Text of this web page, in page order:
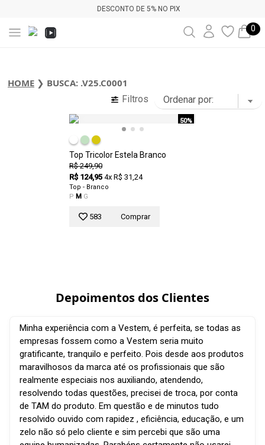
DESCONTO DE 5% NO PIX
0
HOME ❯ BUSCA: .V25.C0001
Filtros
50%
Top Tricolor Estela Branco
R$ 249,90
R$ 124,95 4x R$ 31,24
Top - Branco
P M G
583 Comprar
Depoimentos dos Clientes
Minha experiência com a Vestem, é perfeita, se todas as
empresas fossem como a Vestem seria muito
gratificante, tranquilo e perfeito. Pois desde aos produtos
maravilhosos da marca até os profissionais que são
realmente especiais nos auxiliando, atendendo,
resolvendo todas questões, precisei de troca, por conta
de TAM do produto. Em questão e de minutos tudo
resolvido ouvido com rapidez , eficiência, educação, e um
zelo não só pelo cliente e sim percebi que são uma